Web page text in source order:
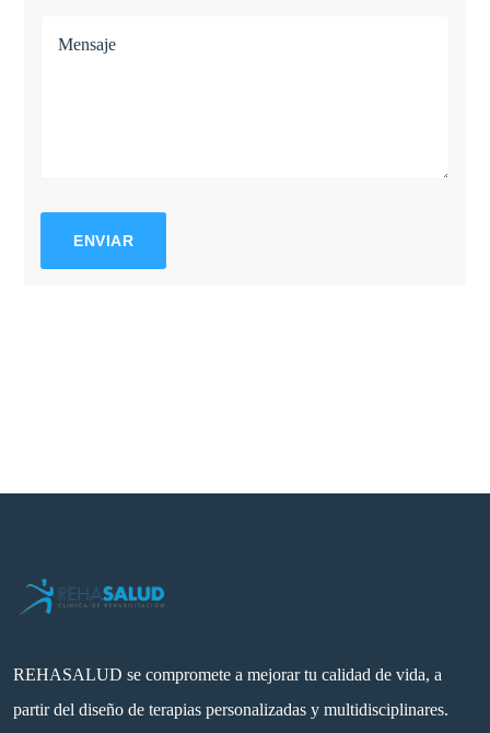
REHASALUD se compromete a mejorar tu calidad de vida, a
partir del diseño de terapias personalizadas y multidisciplinares.